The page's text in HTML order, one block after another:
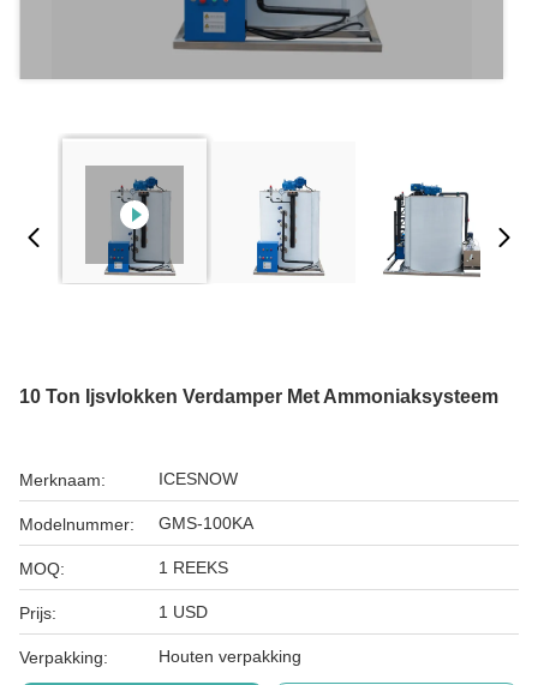
10 Ton Ijsvlokken Verdamper Met Ammoniaksysteem
Merknaam: ICESNOW
Modelnummer: GMS-100KA
MOQ: 1 REEKS
Prijs: 1 USD
Verpakking: Houten verpakking